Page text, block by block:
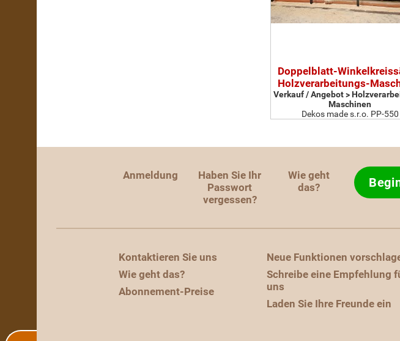
Doppelblatt-
Holzverarbeitungs-
Verkauf / Angebot >
Maschinen
Dekos made s.r.o. PP-550
Anmeldung
Haben Sie Ihr
Passwort
vergessen?
Wie geht
das?
Kontaktieren Sie uns
Wie geht das?
Abonnement-Preise
Neue Funktionen
Schreibe eine Empfehlung
uns
Laden Sie Ihre Freunde ein